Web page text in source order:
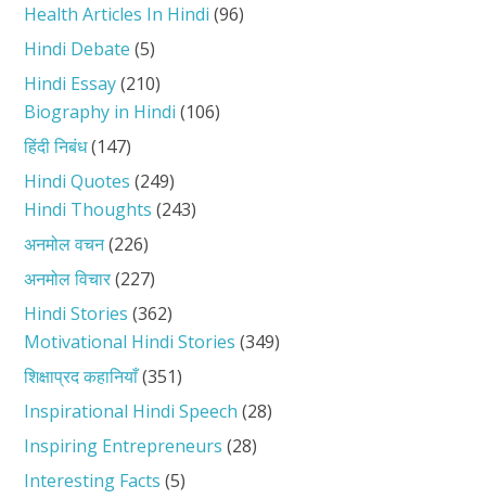
Health Articles In Hindi (96)
Hindi Debate (5)
Hindi Essay(210)
Biography in Hindi (106)
हिंदी निबंध(147)
Hindi Quotes (249)
Hindi Thoughts (243)
अनमोल वचन(226)
अनमोल विचार(227)
Hindi Stories (362)
Motivational Hindi Stories (349)
शिक्षाप्रद कहानियाँ(351)
Inspirational Hindi Speech (28)
Inspiring Entrepreneurs (28)
Interesting Facts (5)